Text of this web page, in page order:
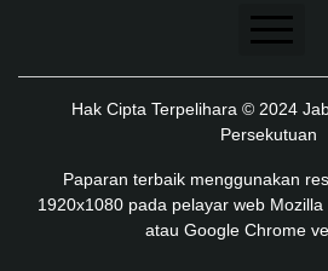
Penafian
Dasar
Dasar Privasi
Hak Cipta Terpelihara © 2024
Persekutuan
Paparan terbaik menggunakan
1920x1080 pada pelayar web
atau Google Chrome